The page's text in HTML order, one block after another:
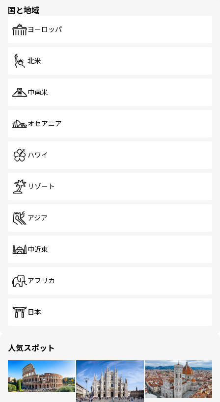
で、ホーカーズは地元の風情を楽しめる外せないスポット
国と地域
ヨーロッパ
北米
中南米
オセアニア
ハワイ
リゾート
アジア
中近東
アフリカ
日本
人気スポット